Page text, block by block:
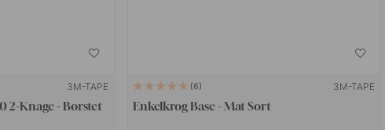
3M-TAPE
2-Knage - Børstet
6 3M-TAPE
Enkelkrog Base - Mat Sort